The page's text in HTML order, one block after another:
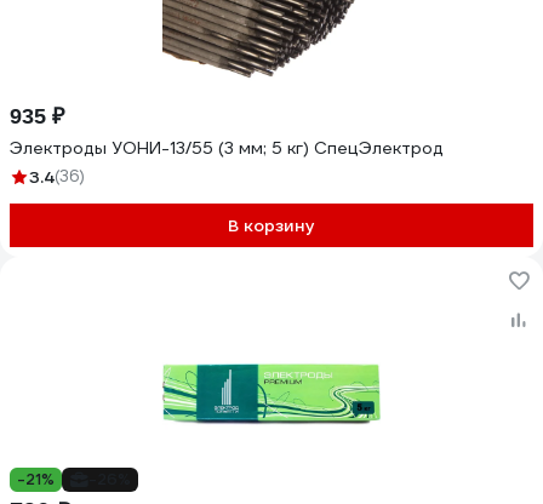
935 ₽
Электроды УОНИ-13/55 (3 мм; 5 кг) СпецЭлектрод
3.4(36)
В корзину
-21%